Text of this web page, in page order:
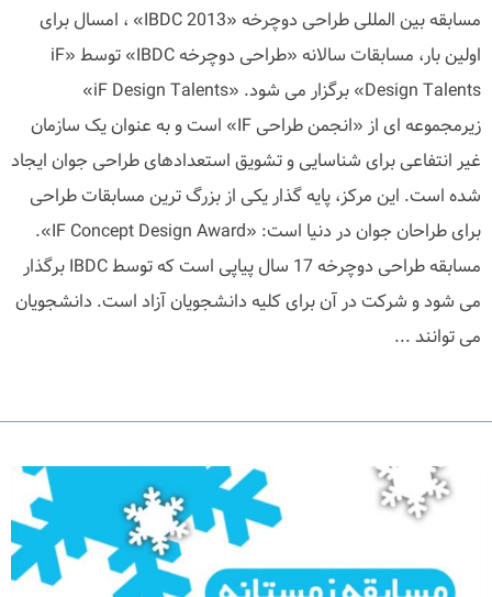
مسابقه بین المللی طراحی دوچرخه «IBDC 2013» ، امسال برای
اولین بار، مسابقات سالانه «طراحی دوچرخه IBDC» توسط «iF
Design Talents» برگزار می شود. «iF Design Talents»
زیرمجموعه ای از «انجمن طراحی IF» است و به عنوان یک سازمان
غیر انتفاعی برای شناسایی و تشویق استعدادهای طراحی جوان ایجاد
شده است. این مرکز، پایه گذار یکی از بزرگ ترین مسابقات طراحی
برای طراحان جوان در دنیا است: «IF Concept Design Award».
مسابقه طراحی دوچرخه 17 سال پیاپی است که توسط IBDC برگذار
می شود و شرکت در آن برای کلیه دانشجویان آزاد است. دانشجویان
می توانند ...